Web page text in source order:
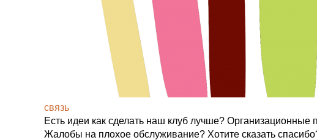
связь
Есть идеи как сделать наш клуб лучше? Организационные
Жалобы на плохое обслуживание? Хотите сказать